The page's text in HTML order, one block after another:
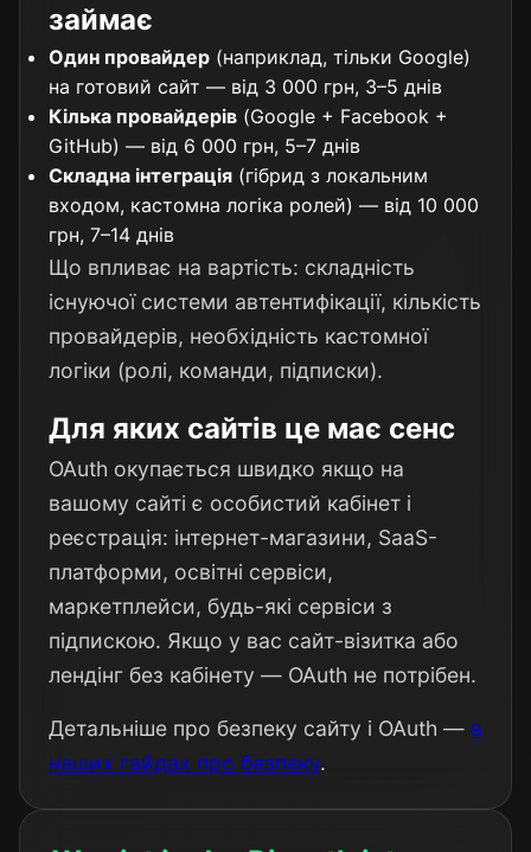
займає
Один провайдер (наприклад, тільки Google)
на готовий сайт — від 3 000 грн, 3–5 днів
Кілька провайдерів (Google + Facebook +
GitHub) — від 6 000 грн, 5–7 днів
Складна інтеграція (гібрид з локальним
входом, кастомна логіка ролей) — від 10 000
грн, 7–14 днів
Що впливає на вартість: складність
існуючої системи автентифікації, кількість
провайдерів, необхідність кастомної
логіки (ролі, команди, підписки).
Для яких сайтів це має сенс
OAuth окупається швидко якщо на
вашому сайті є особистий кабінет і
реєстрація: інтернет-магазини, SaaS-
платформи, освітні сервіси,
маркетплейси, будь-які сервіси з
підпискою. Якщо у вас сайт-візитка або
лендінг без кабінету — OAuth не потрібен.
Детальніше про безпеку сайту і OAuth — в
наших гайдах про безпеку.